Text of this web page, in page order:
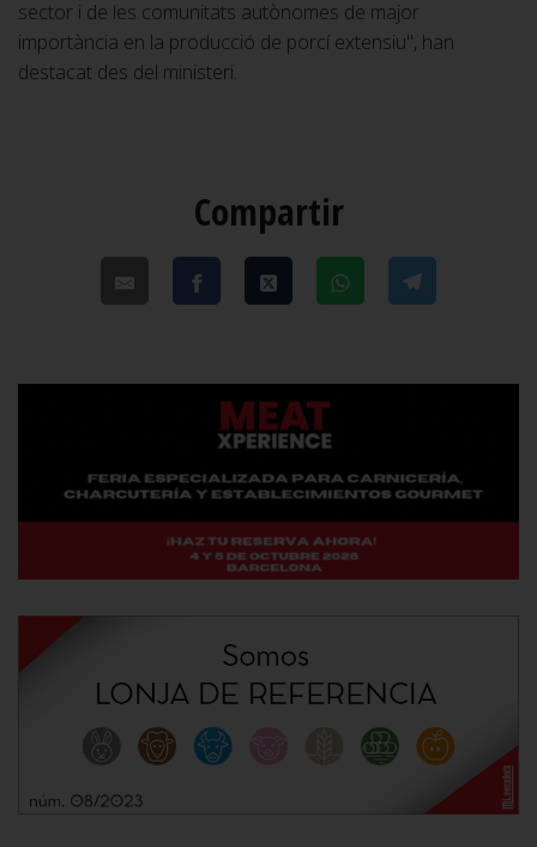
sector i de les comunitats autònomes de major
importància en la producció de porcí extensiu", han
destacat des del ministeri.
Compartir